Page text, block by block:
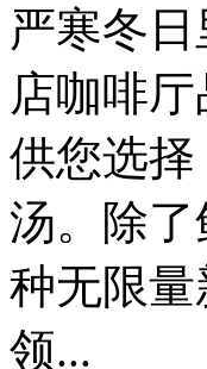
严寒冬
店咖啡
供您选
汤。除
种无限
领...